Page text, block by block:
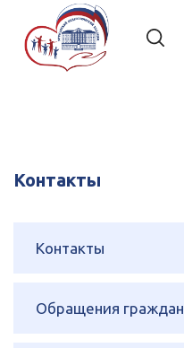
Контакты
Контакты
Обращения граждан